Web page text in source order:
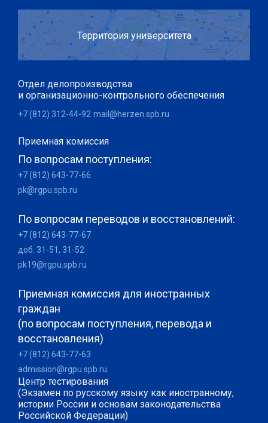
Территория университета
Отдел делопроизводства
и организационно-контрольного обеспечения
+7 (812) 312-44-92 mail@herzen.spb.ru
Приемная комиссия
По вопросам поступления:
+7 (812) 643-77-66
pk@rgpu.spb.ru
По вопросам переводов и восстановлений:
+7 (812) 643-77-67
доб. 31-51, 31-52
pk19@rgpu.spb.ru
Приемная комиссия для иностранных
граждан
(по вопросам поступления, перевода и
восстановления)
+7 (812) 643-77-63
admission@rgpu.spb.ru
Центр тестирования
(Экзамен по русскому языку как иностранному,
истории России и основам законодательства
Российской Федерации)